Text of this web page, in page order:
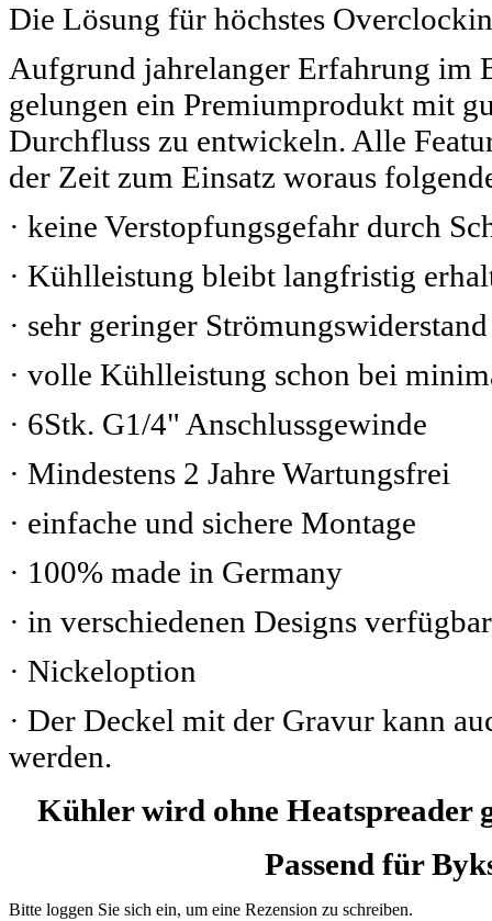
Die Lösung für höchstes
Aufgrund jahrelanger Erfahrung im
gelungen ein Premiumprodukt mit
Durchfluss zu entwickeln. Alle
der Zeit zum Einsatz woraus
· keine Verstopfungsgefahr durch
· Kühlleistung bleibt langfristig
· sehr geringer
· volle Kühlleistung schon bei
· 6Stk. G1/4" Anschlussgewinde
· Mindestens 2 Jahre Wartungsfrei
· einfache und sichere Montage
· 100% made in Germany
· in verschiedenen Designs verfügbar
· Nickeloption
· Der Deckel mit der Gravur kann
werden.
Kühler wird ohne Heatspreader
Passend für
Bitte loggen Sie sich ein, um eine Rezension zu schreiben.